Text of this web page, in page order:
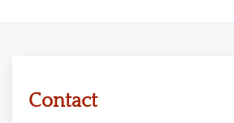
Contact